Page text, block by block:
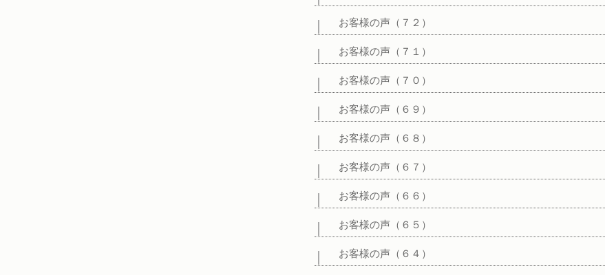
お客様の声（７２）
お客様の声（７１）
お客様の声（７０）
お客様の声（６９）
お客様の声（６８）
お客様の声（６７）
お客様の声（６６）
お客様の声（６５）
お客様の声（６４）